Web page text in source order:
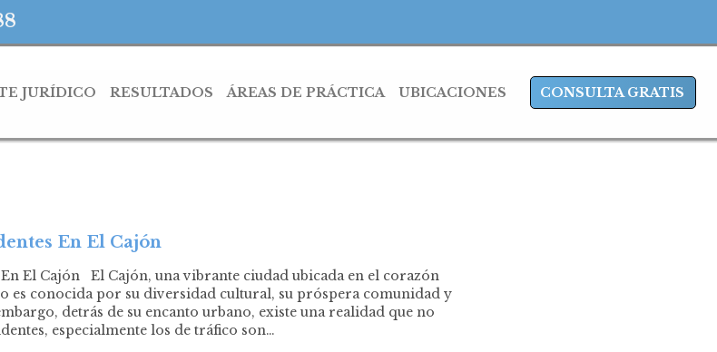
JURÍDICO RESULTADOS ÁREAS DE PRÁCTICA UBICACIONES CONSULTA GRATIS
En El Cajón
El Cajón El Cajón, una vibrante ciudad ubicada en el corazón
es conocida por su diversidad cultural, su próspera comunidad y
detrás de su encanto urbano, existe una realidad que no
especialmente los de tráfico son…